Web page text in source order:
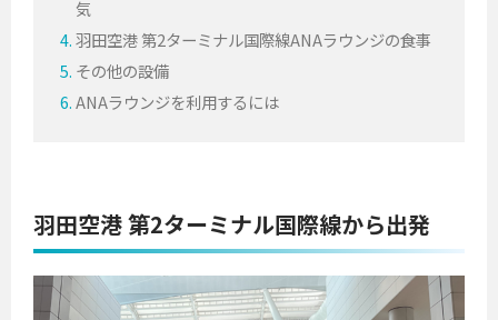
気
羽田空港 第2ターミナル国際線ANAラウンジの食事
その他の設備
ANAラウンジを利用するには
羽田空港 第2ターミナル国際線から出発